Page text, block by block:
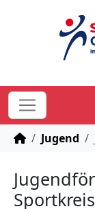
STARTSEITE
Jugend